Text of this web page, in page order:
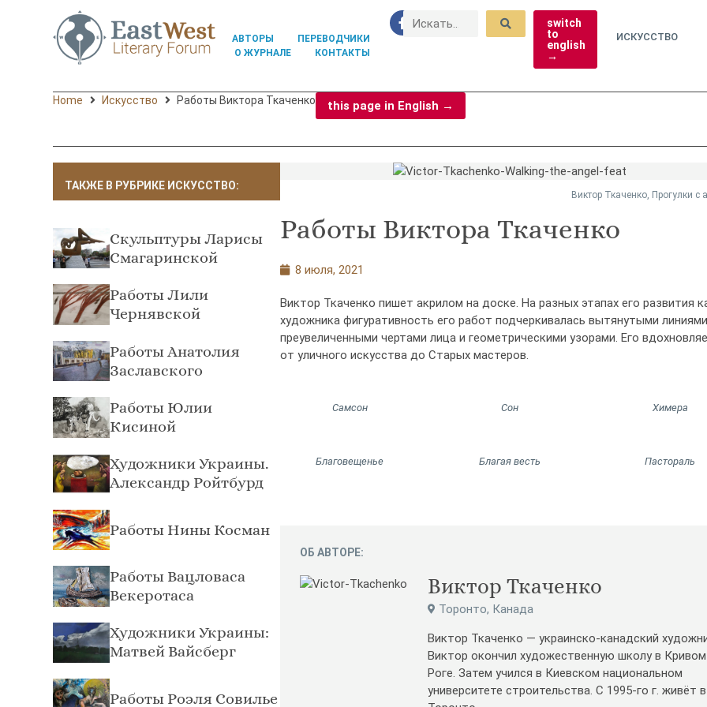
АВТОРЫ
ПЕРЕВОДЧИКИ
О ЖУРНАЛЕ
КОНТАКТЫ
switch
to
english
→
ИСКУССТВО
Home Искусство Работы Виктора Ткаченко this page in English →
ТАКЖЕ В РУБРИКЕ ИСКУССТВО:
Скульптуры Ларисы
Смагаринской
Работы Лили
Чернявской
Работы Анатолия
Заславского
Работы Юлии
Кисиной
Художники Украины.
Александр Ройтбурд
Работы Нины Косман
Работы Вацловаса
Векеротаса
Художники Украины:
Матвей Вайсберг
Работы Роэля Совилье
Виктор Ткаченко, Прогулки с
Работы Виктора Ткаченко
8 июля, 2021
Виктор Ткаченко пишет акрилом на доске. На разных этапах его развития
художника фигуративность его работ подчеркивалась вытянутыми
преувеличенными чертами лица и геометрическими узорами. Его
от уличного искусства до Старых мастеров.
Самсон Сон Химера
Благовещенье Благая весть Пастораль
ОБ АВТОРЕ:
Виктор Ткаченко
Торонто, Канада
Виктор Ткаченко — украинско-канадский
Виктор окончил художественную школу в Кривом
Роге. Затем учился в Киевском национальном
университете строительства. С 1995-го г. живёт в